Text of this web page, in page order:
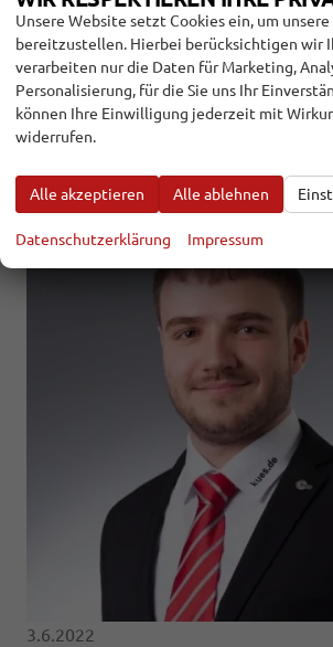
den Markt kommen, dauert noch etwas. Ein
es aber jetzt.
weiterlesen
ANHÄNGERKUPPLUNG
3.6.2022
Unsere Website setzt Cookies ein, um
bereitzustellen. Hierbei berücksichtigen wir
verarbeiten nur die Daten für Marketing,
Personalisierung, für die Sie uns Ihr
können Ihre Einwilligung jederzeit mit
widerrufen.
Alle akzeptieren Alle ablehnen
Datenschutzerklärung Impressum